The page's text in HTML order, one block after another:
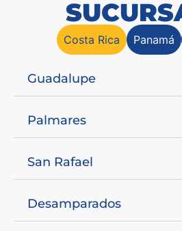
Costa Rica Panamá
Guadalupe
Palmares
San Rafael
Desamparados